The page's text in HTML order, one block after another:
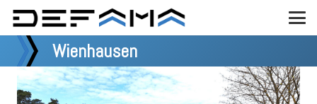
Wienhausen